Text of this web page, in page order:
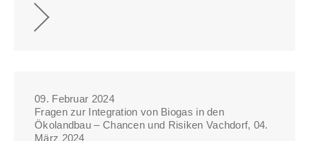
09. Februar 2024
Fragen zur Integration von Biogas in den
Ökolandbau – Chancen und Risiken Vachdorf, 04.
März 2024